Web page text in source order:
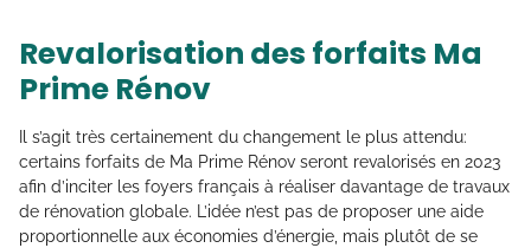
Revalorisation des forfaits Ma
Prime Rénov
Il s’agit très certainement du changement le plus attendu:
certains forfaits de Ma Prime Rénov seront revalorisés en 2023
afin d’inciter les foyers français à réaliser davantage de travaux
de rénovation globale. L’idée n’est pas de proposer une aide
proportionnelle aux économies d’énergie, mais plutôt de se